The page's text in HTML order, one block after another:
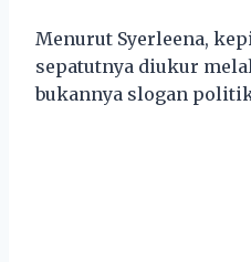
Menurut Syerleena,
sepatutnya diukur
bukannya slogan